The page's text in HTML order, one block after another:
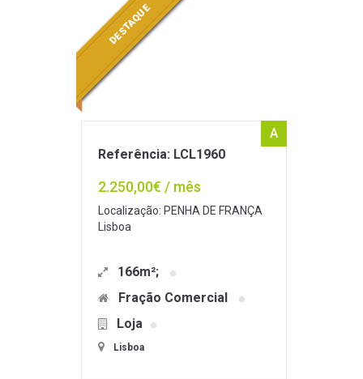
DESTAQUE
A
Referência: LCL1960
2.250,00€ / mês
Localização: PENHA DE FRANÇA
Lisboa
166m²;
Fração Comercial
Loja
Lisboa